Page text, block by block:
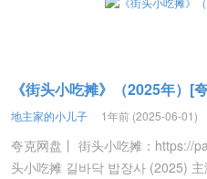
《街头小吃摊》（2025年）[
地主家的小儿子 1年前 (2025-06-01)
夸克网盘丨 街头小吃摊：https://
头小吃摊 길바닥 밥장사 (2025)